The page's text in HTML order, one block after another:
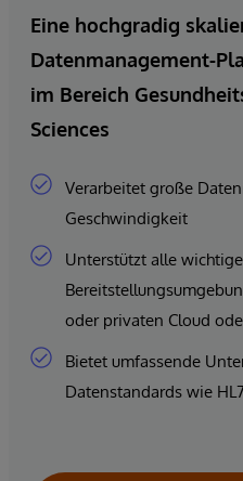
Eine hochgradig
Datenmanagement-
im Bereich
Sciences
Verarbeitet große
Geschwindigkeit
Unterstützt alle
oder privaten Cloud
Bietet umfassende
Datenstandards wie